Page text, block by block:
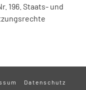
196. Staats- und
Datenschutz